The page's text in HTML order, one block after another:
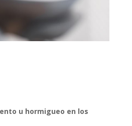
u hormigueo en los